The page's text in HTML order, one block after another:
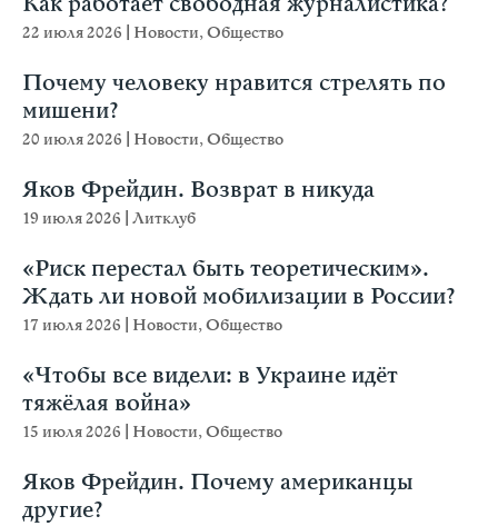
22 июля 2026 Новости,Общество
Почему человеку нравится стрелять по
мишени?
20 июля 2026 Новости,Общество
Яков Фрейдин. Возврат в никуда
19 июля 2026 Литклуб
«Риск перестал быть теоретическим».
Ждать ли новой мобилизации в России?
17 июля 2026 Новости,Общество
«Чтобы все видели: в Украине идёт
тяжёлая война»
15 июля 2026 Новости,Общество
Яков Фрейдин. Почему американцы
другие?